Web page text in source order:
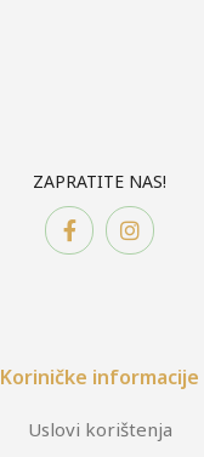
ZAPRATITE NAS!
Koriničke informacije
Uslovi korištenja